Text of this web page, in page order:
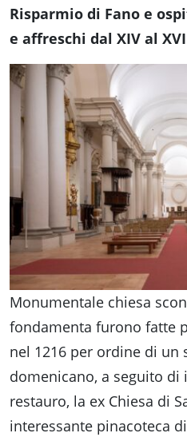
Risparmio di Fano e
e affreschi dal XIV al
Monumentale chiesa
fondamenta furono fatte
nel 1216 per ordine di un
domenicano, a seguito
restauro, la ex Chiesa di
interessante pinacoteca